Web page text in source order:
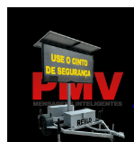
para
conteúdo